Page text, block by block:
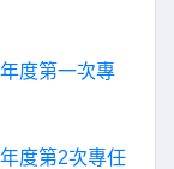
度第一次專
度第2次專任